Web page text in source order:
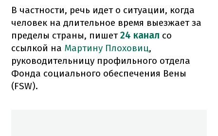
В частности, речь идет о ситуации, когда
человек на длительное время выезжает за
пределы страны, пишет24 канал со
ссылкой на Мартину Плоховиц,
руководительницу профильного отдела
Фонда социального обеспечения Вены
(FSW).